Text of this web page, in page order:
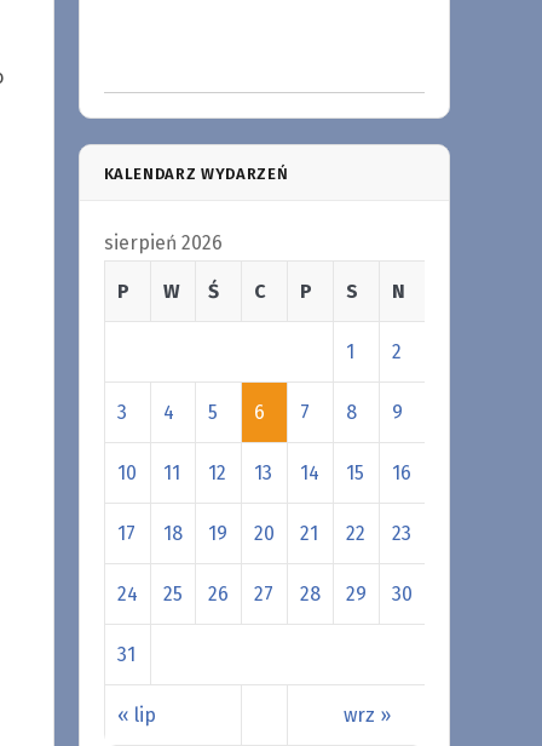
KALENDARZ WYDARZEŃ
sierpień 2026
P W Ś C P S N
« lip wrz »
1 2
3 4 5 6 7 8 9
10 11 12 13 14 15 16
17 18 19 20 21 22 23
24 25 26 27 28 29 30
31